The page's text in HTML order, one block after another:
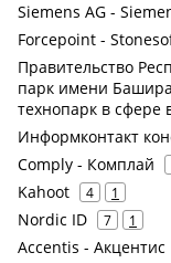
Siemens AG -
Forcepoint -
Правительство
парк имени
технопарк в сфере
Информконтакт
Comply - Комплай
Kahoot 4 1
Nordic ID 7 1
Accentis - Акцентис